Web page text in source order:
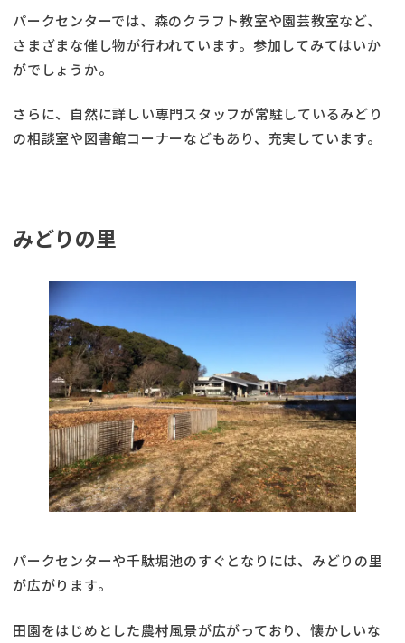
パークセンターでは、森のクラフト教室や園芸教室など、
さまざまな催し物が行われています。参加してみてはいか
がでしょうか。
さらに、自然に詳しい専門スタッフが常駐しているみどり
の相談室や図書館コーナーなどもあり、充実しています。
みどりの里
パークセンターや千駄堀池のすぐとなりには、みどりの里
が広がります。
田園をはじめとした農村風景が広がっており、懐かしいな